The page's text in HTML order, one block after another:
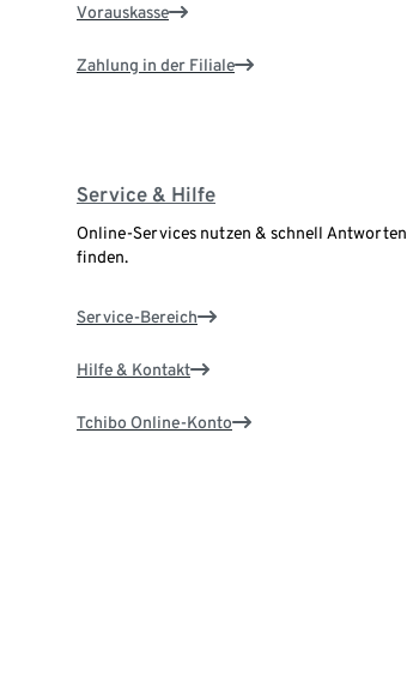
Vorauskasse
Zahlung in der Filiale
Service & Hilfe
Online-Services nutzen & schnell Antworten
finden.
Service-Bereich
Hilfe & Kontakt
Tchibo Online-Konto